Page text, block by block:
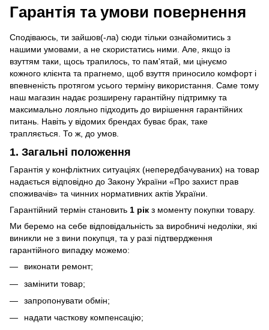
Гарантія та умови повернення
Сподіваюсь, ти зайшов(-ла) сюди тільки ознайомитись з
нашими умовами, а не скористатись ними. Але, якщо із
взуттям таки, щось трапилось, то пам'ятай, ми цінуємо
кожного клієнта та прагнемо, щоб взуття приносило комфорт і
впевненість протягом усього терміну використання. Саме тому
наш магазин надає розширену гарантійну підтримку та
максимально лояльно підходить до вирішення гарантійних
питань. Навіть у відомих брендах буває брак, таке
трапляється. То ж, до умов.
1. Загальні положення
Гарантія у конфліктних ситуаціях (непередбачуваних) на товар
надається відповідно до Закону України «Про захист прав
споживачів» та чинних нормативних актів України.
Гарантійний термін становить 1 рік з моменту покупки товару.
Ми беремо на себе відповідальність за виробничі недоліки, які
виникли не з вини покупця, та у разі підтвердження
гарантійного випадку можемо:
виконати ремонт;
замінити товар;
запропонувати обмін;
надати часткову компенсацію;